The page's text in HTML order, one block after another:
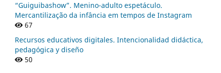
“Guiguibashow”. Menino-adulto espetáculo.
Mercantilização da infância em tempos de Instagram
67
Recursos educativos digitales. Intencionalidad didáctica,
pedagógica y diseño
50